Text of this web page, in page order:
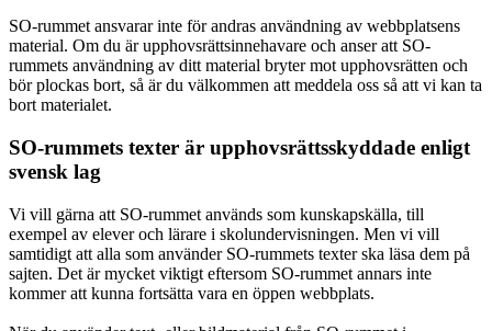
SO-rummet ansvarar inte för andras användning av webbplatsens
material. Om du är upphovsrättsinnehavare och anser att SO-
rummets användning av ditt material bryter mot upphovsrätten och
bör plockas bort, så är du välkommen att meddela oss så att vi kan ta
bort materialet.
SO-rummets texter är upphovsrättsskyddade enligt
svensk lag
Vi vill gärna att SO-rummet används som kunskapskälla, till
exempel av elever och lärare i skolundervisningen. Men vi vill
samtidigt att alla som använder SO-rummets texter ska läsa dem på
sajten. Det är mycket viktigt eftersom SO-rummet annars inte
kommer att kunna fortsätta vara en öppen webbplats.